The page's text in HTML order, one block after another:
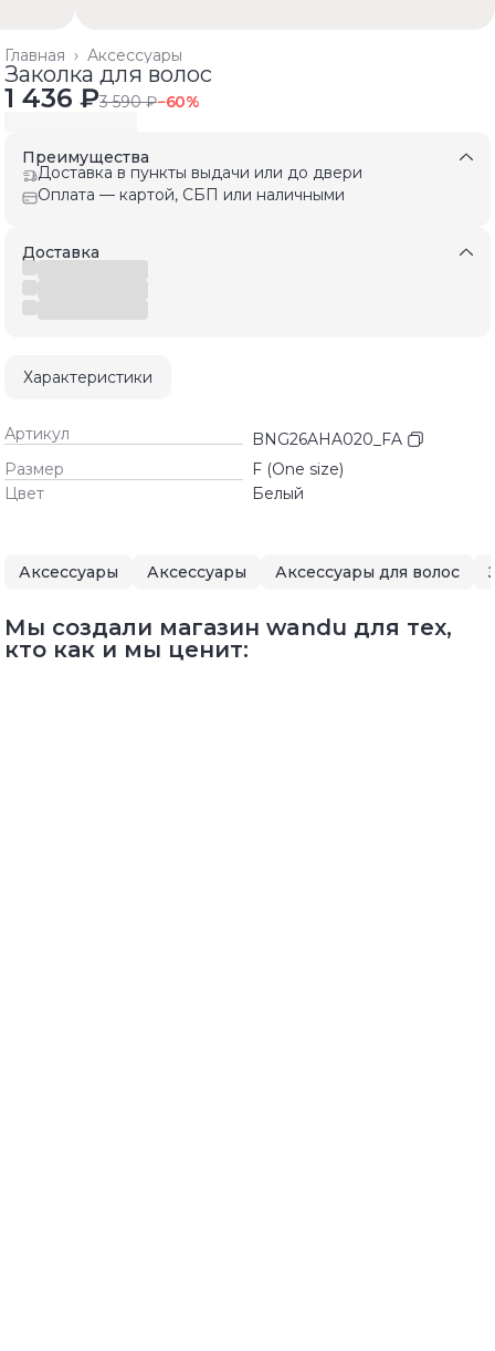
Аксессуары
Главная ›
Заколка для волос
1 436 ₽3 590 ₽−60%
Преимущества
Доставка в пункты выдачи или до двери
Оплата — картой, СБП или наличными
Доставка
Характеристики
Артикул
BNG26AHA020_FA
Размер
F (One size)
Цвет
Белый
Аксессуары Аксессуары Аксессуары для волос
Мы создали магазин wandu для тех,
кто как и мы ценит: